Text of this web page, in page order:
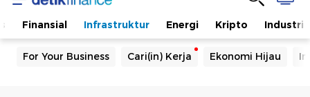
Finansial Infrastruktur Energi Kripto Industri
For Your Business Cari(in) Kerja Ekonomi Hijau